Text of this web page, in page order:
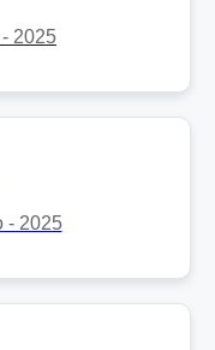
2025
- 2025